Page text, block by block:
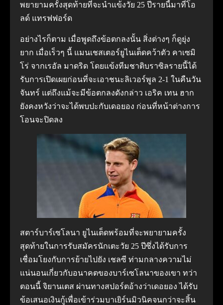
พยายามครั้งสุดท้ายที่จะนำแข้งวัย 25 ปีรายนี้มาที่โอ
ลด์ แทรฟฟอร์ด
อย่างไรก็ตาม เมื่อพูดถึงข้อตกลงนั้น สิ่งต่างๆ ก็ดูยุ่ง
ยาก เมื่อเร็วๆ นี้ แมนเชสเตอร์ยูไนเต็ดคว้าตัว คาเซมิ
โร่ จากเรอัล มาดริด โดยแข้งทีมชาติบราซิลรายนี้ได้
รับการเปิดเผยก่อนที่จะเอาชนะลิเวอร์พูล 2-1 ในคืนวัน
จันทร์ แต่ถึงแม้จะมีข้อตกลงดังกล่าว เอริค เทน ฮาก
ยังคงหวังว่าจะได้พบปะกับเดอยอง ก่อนที่หน้าต่างการ
โอนจะปิดลง
สตาร์บาร์เซโลนา ยูไนเต็ดพร้อมที่จะพยายามครั้ง
สุดท้ายในการรับสมัครนักเตะวัย 25 ปีซึ่งได้รับการ
เชื่อมโยงกับการย้ายไปยัง เชลซี ท่ามกลางความไม่
แน่นอนเกี่ยวกับอนาคตของบาร์เซโลนาของเขา ทว่า
ตอนนี้ จิยานเตส ผ่านทางสปอร์ตอ้างว่าเดอยอง ได้รับ
ข้อเสนอเงินกู้เพื่อเข้าร่วมบาเยิร์นมิวนิคจนกว่าจะสิ้น